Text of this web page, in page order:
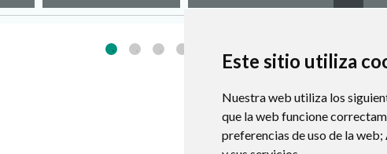
Este sitio utiliza
Nuestra web utiliza los
que la web funcione
preferencias de uso de la web;